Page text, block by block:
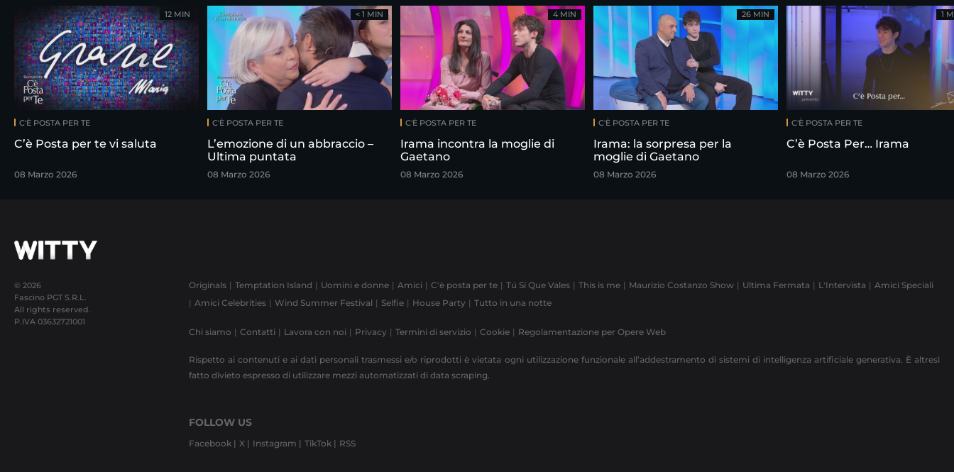
C'È POSTA PER TE
C’è Posta per te vi saluta
08 Marzo 2026
12 MIN
C'È POSTA PER TE
L’emozione di un abbraccio –
Ultima puntata
08 Marzo 2026
< 1 MIN
C'È POSTA PER TE
Irama incontra la moglie di
Gaetano
08 Marzo 2026
4 MIN
C'È POSTA PER TE
Irama: la sorpresa per la
moglie di Gaetano
08 Marzo 2026
26 MIN
C'È POSTA PER TE
C’è Posta Per… Irama
08 Marzo 2026
1
© 2026
Fascino PGT S.R.L.
All rights reserved.
P.IVA 03632721001
Originals Temptation Island Uomini e donne Amici C'è posta per te Tú Sí Que Vales This is me Maurizio Costanzo Show Ultima Fermata L'Intervista
Amici Speciali
Amici Celebrities
Wind Summer Festival Selfie House Party Tutto in una notte
Chi siamo Contatti Lavora con noi Privacy Termini di servizio Cookie Regolamentazione per Opere Web
Rispetto ai contenuti e ai dati personali trasmessi e/o riprodotti è vietata ogni utilizzazione funzionale all’addestramento di sistemi di intelligenza artificiale generativa. È altresì
fatto divieto espresso di utilizzare mezzi automatizzati di data scraping.
FOLLOW US
Facebook | X | Instagram | TikTok | RSS